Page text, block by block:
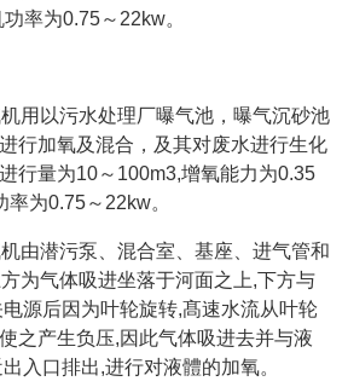
率为0.75～22kw。
用以污水处理厂曝气池，曝气沉砂池
行加氧及混合，及其对废水进行生化
行量为10～100m3,增氧能力为0.35
为0.75～22kw。
由潜污泵、混合室、基座、进气管和
为气体吸进坐落于河面之上,下方与
源后因为叶轮旋转,髙速水流从叶轮
之产生负压,因此气体吸进去并与液
入口排出,进行对液體的加氧。